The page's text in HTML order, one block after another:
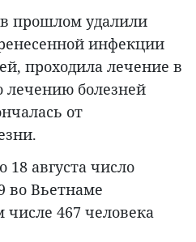
прошлом удалили
инфекции
проходила лечение в
лечению болезней
от
18 августа число
во Вьетнаме
числе 467 человека